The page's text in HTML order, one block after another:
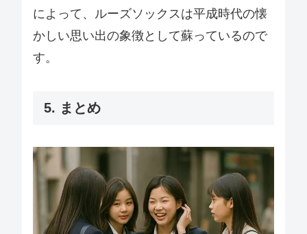
によって、ルーズソックスは平成時代の懐
かしい思い出の象徴として蘇っているので
す。
5. まとめ